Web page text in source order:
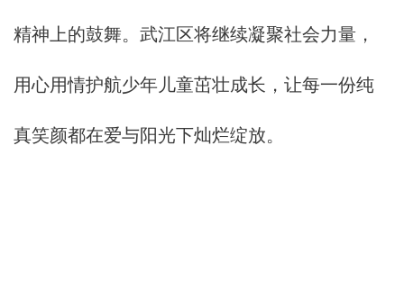
精神上的鼓舞。武江区将继续凝聚社会力量，
用心用情护航少年儿童茁壮成长，让每一份纯
真笑颜都在爱与阳光下灿烂绽放。